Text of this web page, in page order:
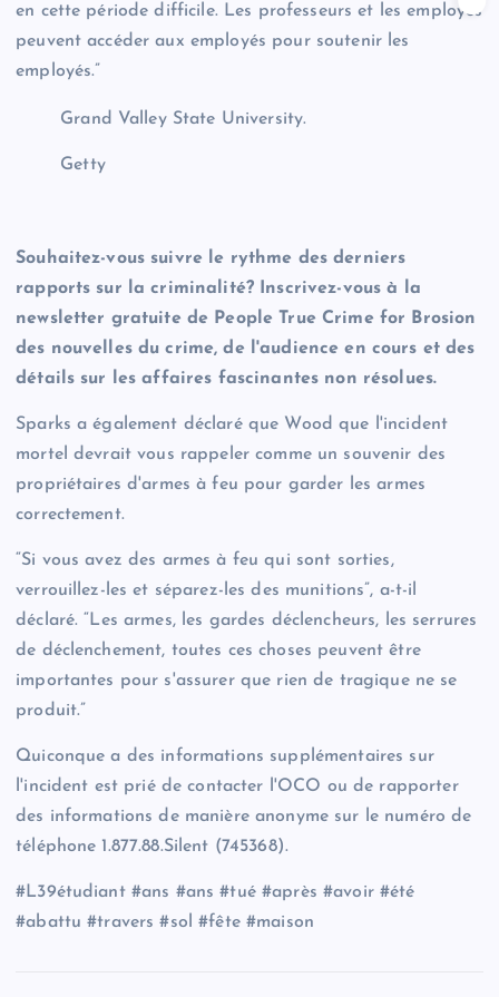
en cette période difficile. Les professeurs et les employés
peuvent accéder aux employés pour soutenir les
employés.”
Grand Valley State University.
Getty
Souhaitez-vous suivre le rythme des derniers
rapports sur la criminalité? Inscrivez-vous à la
newsletter gratuite de People True Crime for Brosion
des nouvelles du crime, de l'audience en cours et des
détails sur les affaires fascinantes non résolues.
Sparks a également déclaré que Wood que l'incident
mortel devrait vous rappeler comme un souvenir des
propriétaires d'armes à feu pour garder les armes
correctement.
“Si vous avez des armes à feu qui sont sorties,
verrouillez-les et séparez-les des munitions”, a-t-il
déclaré. “Les armes, les gardes déclencheurs, les serrures
de déclenchement, toutes ces choses peuvent être
importantes pour s'assurer que rien de tragique ne se
produit.”
Quiconque a des informations supplémentaires sur
l'incident est prié de contacter l'OCO ou de rapporter
des informations de manière anonyme sur le numéro de
téléphone 1.877.88.Silent (745368).
#L39étudiant #ans #ans #tué #après #avoir #été
#abattu #travers #sol #fête #maison